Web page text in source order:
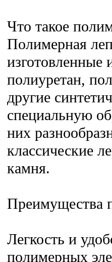
Что такое
Полимерная
изготовленные
полиуретан,
другие
специальную
них
классические
камня.
Преимущества
Легкость и
полимерных